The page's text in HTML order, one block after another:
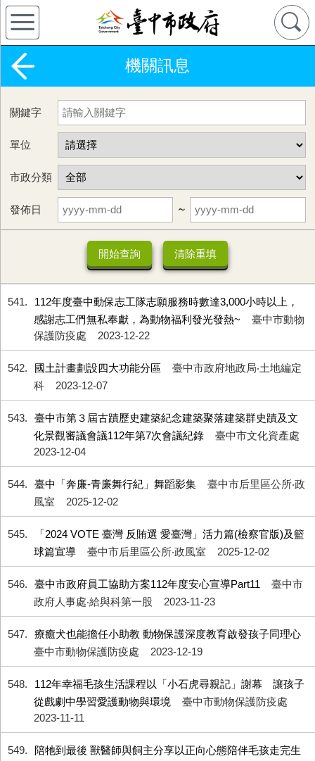
機關訊息
關鍵字
單位
市政分類
發佈日 ~
541
112年度臺中動保志工隊志願服務時數達3,000小時以上，
感謝志工們無私奉獻，為動物福利發光發熱~
臺中市動物
保護防疫處
2023-12-22
542 國土計畫劃設四大功能分區
臺中市政府地政局‧土地編定
科
2023-12-07
543
臺中市第３屆古蹟歷史建築紀念建築聚落建築群史蹟及文
化景觀審議會議112年第7次會議紀錄
臺中市文化資產處
2023-12-04
544 臺中「奔廉-青廉舞行紀」舞蹈影集
臺中市后里區公所‧政
風室
2025-12-02
545
「2024 VOTE 臺灣 反賄選 愛臺灣」活力篇(檢察官版)及籃
球篇宣導
臺中市后里區公所‧政風室 2025-12-02
546 臺中市政府員工協助方案112年度安心宣導Part11
臺中市
政府人事處‧給與科第一股
2023-11-23
547
療癒犬也能擔任小助教 動物保護深度教育啟發孩子同理心
臺中市動物保護防疫處
2023-12-19
548
112年幸福毛孩生活課程以「小石虎尋親記」謝幕 讓孩子
從戲劇中學習愛護動物與環境
臺中市動物保護防疫處
2023-11-11
549
陪牠到最後 獸醫師與飼主分享以正向心態陪伴毛孩走完生